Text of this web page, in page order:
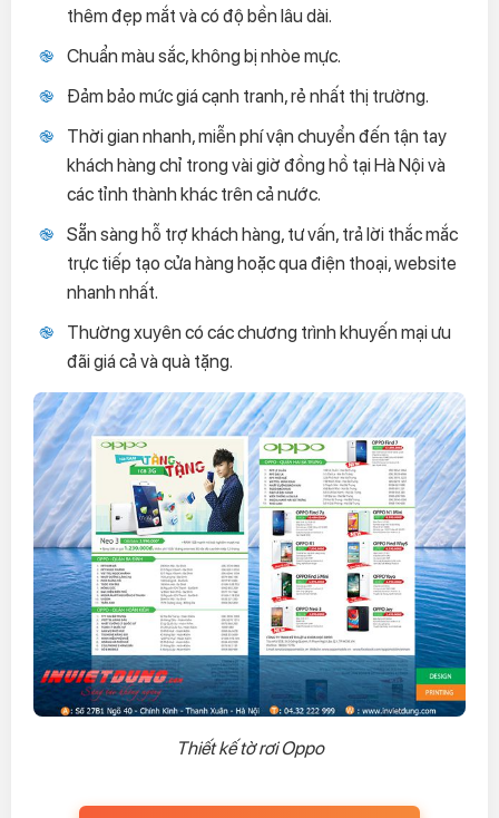
thêm đẹp mắt và có độ bền lâu dài.
Chuẩn màu sắc, không bị nhòe mực.
Đảm bảo mức giá cạnh tranh, rẻ nhất thị trường.
Thời gian nhanh, miễn phí vận chuyển đến tận tay
khách hàng chỉ trong vài giờ đồng hồ tại Hà Nội và
các tỉnh thành khác trên cả nước.
Sẵn sàng hỗ trợ khách hàng, tư vấn, trả lời thắc mắc
trực tiếp tạo cửa hàng hoặc qua điện thoại, website
nhanh nhất.
Thường xuyên có các chương trình khuyến mại ưu
đãi giá cả và quà tặng.
Thiết kế tờ rơi Oppo